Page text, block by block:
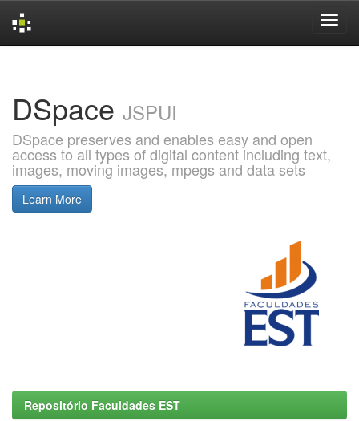
DSpace JSPUI
DSpace preserves and enables easy and open
access to all types of digital content including text,
images, moving images, mpegs and data sets
Learn More
Repositório Faculdades EST